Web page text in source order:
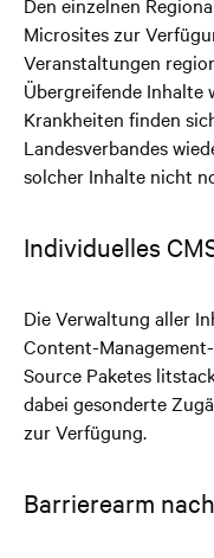
Microsites zur
Veranstaltungen
Übergreifende Inhalte
Krankheiten finden
Landesverbandes
solcher Inhalte nicht
Individuelles
Die Verwaltung aller
Content-
Source Paketes
dabei gesonderte
zur Verfügung.
Barrierearm